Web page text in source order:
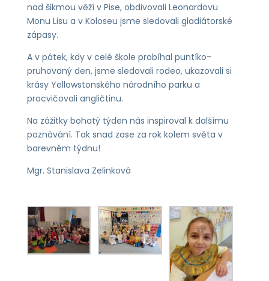
nad šikmou věží v Pise, obdivovali Leonardovu
Monu Lisu a v Koloseu jsme sledovali gladiátorské
zápasy.
A v pátek, kdy v celé škole probíhal puntíko-
pruhovaný den, jsme sledovali rodeo, ukazovali si
krásy Yellowstonského národního parku a
procvičovali angličtinu.
Na zážitky bohatý týden nás inspiroval k dalšímu
poznávání. Tak snad zase za rok kolem světa v
barevném týdnu!
Mgr. Stanislava Zelinková